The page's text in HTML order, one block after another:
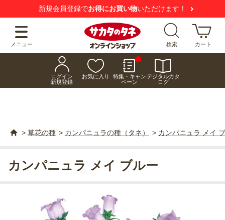
新規会員登録でお得にお買い物いただけます！
メニュー 検索 カート
ログイン
新規登録
お気に入り
特集・キャン
ペーン
デジタルカタ
ログ
> 草花の種 > カンパニュラの種（タネ） > カンパニュラ メイ
カンパニュラ メイ ブルー